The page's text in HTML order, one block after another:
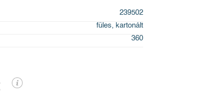
239502
füles, kartonált
360